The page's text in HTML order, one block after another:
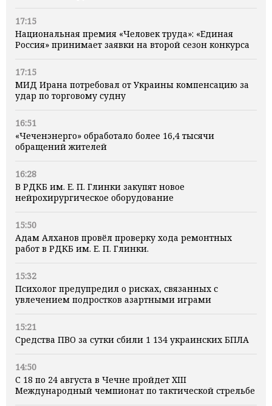
17:15
Национальная премия «Человек труда»: «Единая
Россия» принимает заявки на второй сезон конкурса
17:15
МИД Ирана потребовал от Украины компенсацию за
удар по торговому судну
16:51
«Чеченэнерго» обработало более 16,4 тысячи
обращений жителей
16:28
В РДКБ им. Е. П. Глинки закупят новое
нейрохирургическое оборудование
15:50
Адам Алханов провёл проверку хода ремонтных
работ в РДКБ им. Е. П. Глинки.
15:32
Психолог предупредил о рисках, связанных с
увлечением подростков азартными играми
15:21
Средства ПВО за сутки сбили 1 134 украинских БПЛА
14:50
С 18 по 24 августа в Чечне пройдет XIII
Международный чемпионат по тактической стрельбе